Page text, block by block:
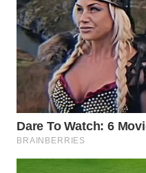
KARO
WN
SIMALUNGUN
WN
LABUHANBATU
WN
TAPANULI